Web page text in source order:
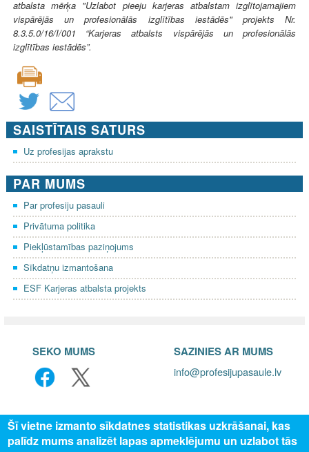
atbalsta mērķa "Uzlabot pieeju karjeras atbalstam izglītojamajiem
vispārējās un profesionālās izglītības iestādēs" projekts Nr.
8.3.5.0/16/I/001 “Karjeras atbalsts vispārējās un profesionālās
izglītības iestādēs”.
SAISTĪTAIS SATURS
Uz profesijas aprakstu
PAR MUMS
Par profesiju pasauli
Privātuma politika
Piekļūstamības paziņojums
Sīkdatņu izmantošana
ESF Karjeras atbalsta projekts
SEKO MUMS SAZINIES AR MUMS
info@profesijupasaule.lv
Šī vietne izmanto sīkdatnes statistikas uzkrāšanai, kas
palīdz mums analizēt lapas apmeklējumu un uzlabot tās